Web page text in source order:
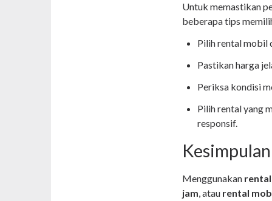
Untuk memastikan
beberapa tips
Pilih rental mobil
Pastikan harga
Periksa kondisi
Pilih rental yang
responsif.
Kesimpulan
Menggunakan
jam, atau rental